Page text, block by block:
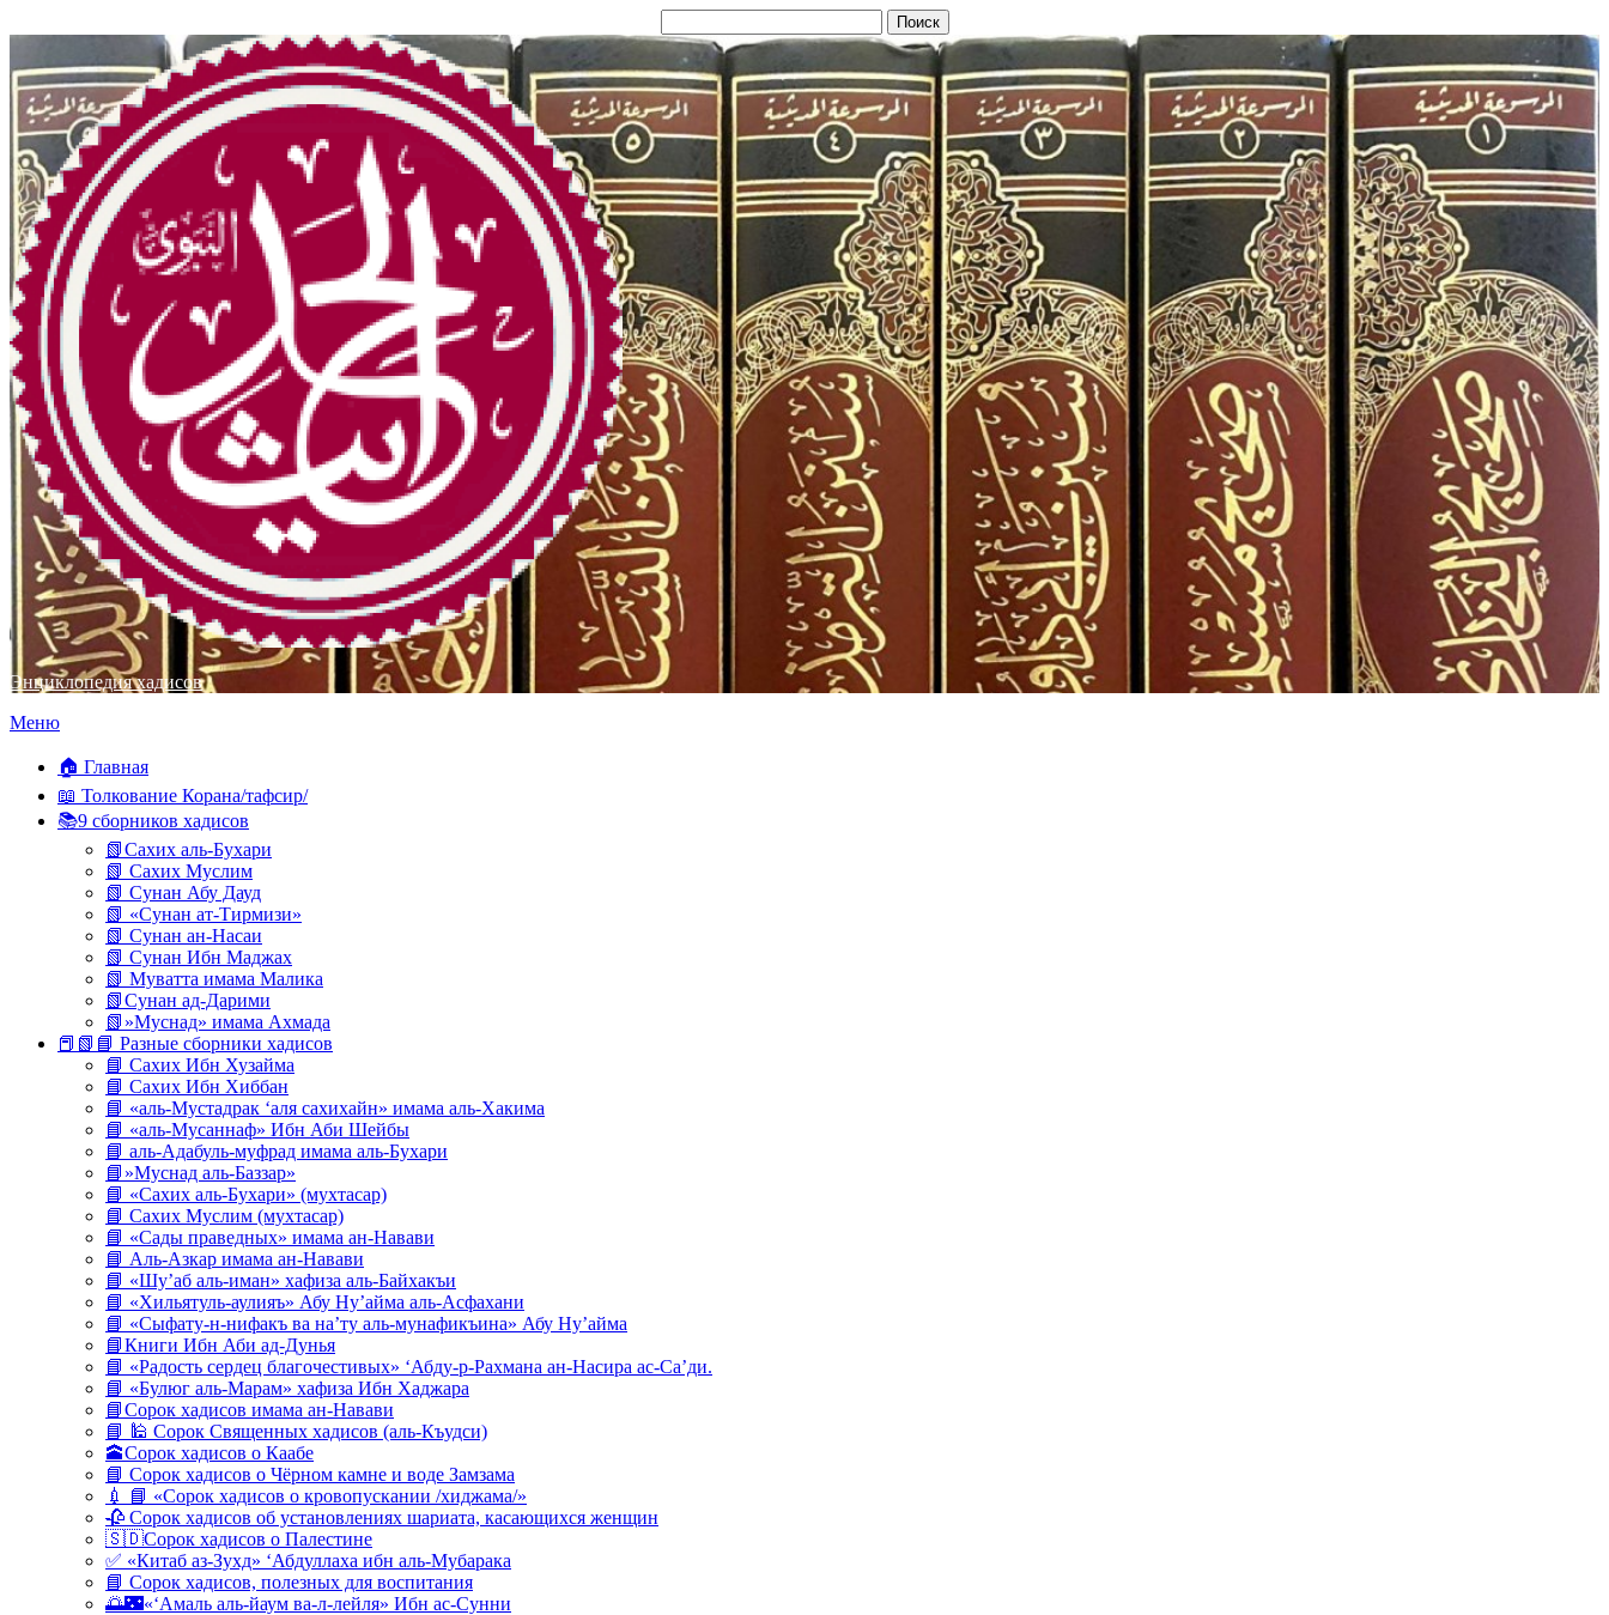
Энциклопедия хадисов
Перейти
содержимому
Меню
🏠 Главная
📖 Толкование Корана/тафсир/
📚9 сборников хадисов
📗Сахих аль-Бухари
📗 Сахих Муслим
📗 Сунан Абу Дауд
📗 «Сунан ат-Тирмизи»
📗 Сунан ан-Насаи
📗 Сунан Ибн Маджах
📗 Муватта имама Малика
📗Сунан ад-Дарими
📗»Муснад» имама Ахмада
📕📗📘 Разные сборники хадисов
📘 Сахих Ибн Хузайма
📘 Сахих Ибн Хиббан
📘 «аль-Мустадрак ‘аля сахихайн» имама аль-Хакима
📘 «аль-Мусаннаф» Ибн Аби Шейбы
📘 аль-Адабуль-муфрад имама аль-Бухари
📘»Муснад аль-Баззар»
📘 «Сахих аль-Бухари» (мухтасар)
📘 Сахих Муслим (мухтасар)
📘 «Сады праведных» имама ан-Навави
📘 Аль-Азкар имама ан-Навави
📘 «Шу’аб аль-иман» хафиза аль-Байхакъи
📘 «Хильятуль-аулияъ» Абу Ну’айма аль-Асфахани
📘 «Сыфату-н-нифакъ ва на’ту аль-мунафикъина» Абу Ну’айма
📘Книги Ибн Аби ад-Дунья
📘 «Радость сердец благочестивых» ‘Абду-р-Рахмана ан-Насира ас-Са’ди.
📘 «Булюг аль-Марам» хафиза Ибн Хаджара
📘Сорок хадисов имама ан-Навави
📘 🕌 Сорок Священных хадисов (аль-Къудси)
🕋Сорок хадисов о Каабе
📘 Сорок хадисов о Чёрном камне и воде Замзама
💉 📘 «Сорок хадисов о кровопускании /хиджама/»
🥀 Сорок хадисов об установлениях шариата, касающихся женщин
🇸🇩Сорок хадисов о Палестине
✅ «Китаб аз-Зухд» ‘Абдуллаха ибн аль-Мубарака
📘 Сорок хадисов, полезных для воспитания
🌅🌃«‘Амаль аль-йаум ва-л-лейля» Ибн ас-Сунни